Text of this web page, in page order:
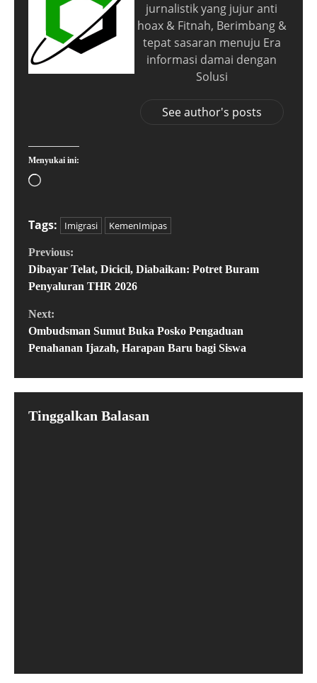
jurnalistik yang jujur anti
hoax & Fitnah, Berimbang &
tepat sasaran menuju Era
informasi damai dengan
Solusi
See author's posts
Menyukai ini:
Tags: Imigrasi KemenImipas
Previous:
Dibayar Telat, Dicicil, Diabaikan: Potret Buram
Penyaluran THR 2026
Next:
Ombudsman Sumut Buka Posko Pengaduan
Penahanan Ijazah, Harapan Baru bagi Siswa
Tinggalkan Balasan